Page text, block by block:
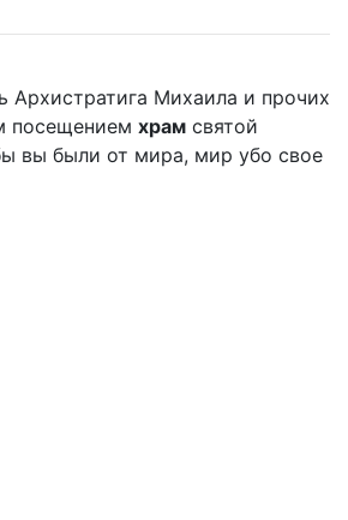
Михаила и прочих
посещением храм святой
вы были от мира, мир убо свое